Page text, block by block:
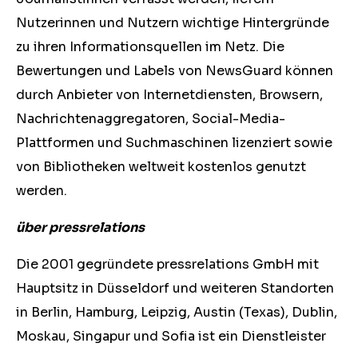
Nutzerinnen und Nutzern wichtige Hintergründe
zu ihren Informationsquellen im Netz. Die
Bewertungen und Labels von NewsGuard können
durch Anbieter von Internetdiensten, Browsern,
Nachrichtenaggregatoren, Social-Media-
Plattformen und Suchmaschinen lizenziert sowie
von Bibliotheken weltweit kostenlos genutzt
werden.
über pressrelations
Die 2001 gegründete pressrelations GmbH mit
Hauptsitz in Düsseldorf und weiteren Standorten
in Berlin, Hamburg, Leipzig, Austin (Texas), Dublin,
Moskau, Singapur und Sofia ist ein Dienstleister